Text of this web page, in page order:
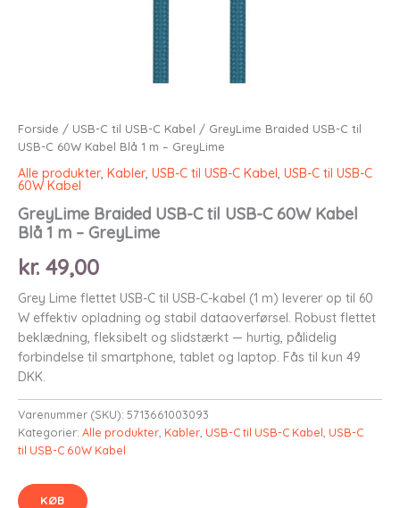
Forside / USB-C til USB-C Kabel / GreyLime Braided USB-C til
USB-C 60W Kabel Blå 1 m – GreyLime
Alle produkter, Kabler, USB-C til USB-C Kabel, USB-C til USB-C
60W Kabel
GreyLime Braided USB-C til USB-C 60W Kabel
Blå 1 m – GreyLime
kr. 49,00
Grey Lime flettet USB-C til USB-C-kabel (1 m) leverer op til 60
W effektiv opladning og stabil dataoverførsel. Robust flettet
beklædning, fleksibelt og slidstærkt — hurtig, pålidelig
forbindelse til smartphone, tablet og laptop. Fås til kun 49
DKK.
Varenummer (SKU): 5713661003093
Kategorier: Alle produkter Kabler USB-C til USB-C Kabel USB-C
til USB-C 60W Kabel
KØB